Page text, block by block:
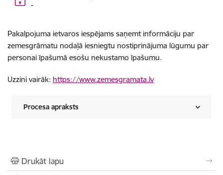
-
Pakalpojuma ietvaros iespējams saņemt informāciju par
zemesgrāmatu nodaļā iesniegtu nostiprinājuma lūgumu par
personai īpašumā esošu nekustamo īpašumu.
Uzzini vairāk: https://www.zemesgramata.lv
Procesa apraksts
Drukāt lapu